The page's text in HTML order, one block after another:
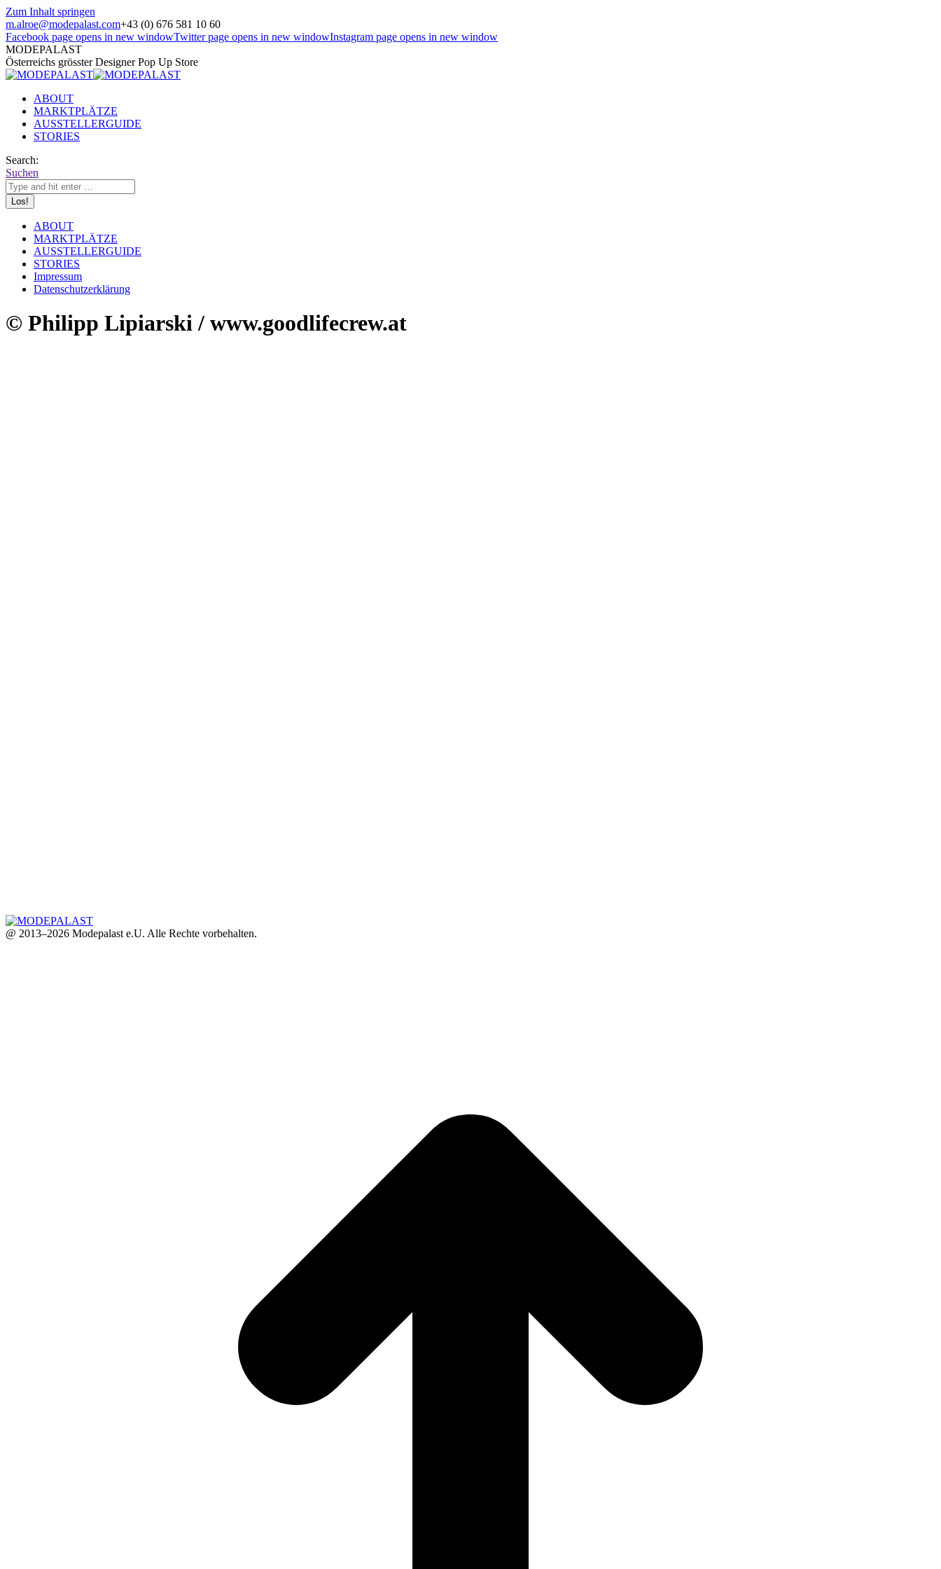
Zum Inhalt springen
m.alroe@modepalast.com+43 (0) 676 581 10 60
Facebook page opens in new windowTwitter page opens in new windowInstagram page opens in new window
MODEPALAST
Österreichs grösster Designer Pop Up Store
ABOUT
MARKTPLÄTZE
AUSSTELLERGUIDE
STORIES
Search:
Suchen
ABOUT
MARKTPLÄTZE
AUSSTELLERGUIDE
STORIES
Impressum
Datenschutzerklärung
© Philipp Lipiarski / www.goodlifecrew.at
@ 2013–2026 Modepalast e.U. Alle Rechte vorbehalten.